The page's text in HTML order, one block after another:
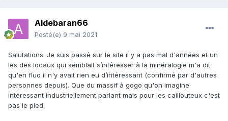
Aldebaran66
Posté(e) 9 mai 2021
Salutations. Je suis passé sur le site il y a pas mal d'années et un
les des locaux qui semblait s’intéresser à la minéralogie m'a dit
qu'en fluo il n'y avait rien eu d’intéressant (confirmé par d'autres
personnes depuis). Que du massif à gogo qu'on imagine
intéressant industriellement parlant mais pour les caillouteux c'est
pas le pied.